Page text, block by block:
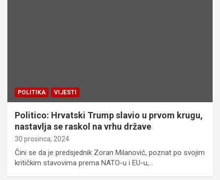
POLITIKA VIJESTI
Politico: Hrvatski Trump slavio u prvom krugu,
nastavlja se raskol na vrhu države
30 prosinca, 2024
Čini se da je predsjednik Zoran Milanović, poznat po svojim
kritičkim stavovima prema NATO-u i EU-u,…